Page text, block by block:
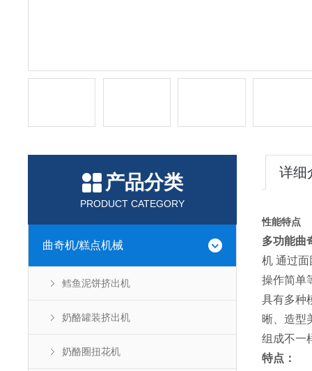
产品分类
PRODUCT CATEGORY
曲奇机/糕点机械
鳕鱼泥饼挤出机
奶酪罐装挤出机
奶酪圈扭花机
详细
性能特点
多功能曲
机 通过
操作简单
具有多种
晰、造型
组成不一
特点：